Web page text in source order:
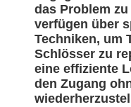
das Problem
verfügen über
Techniken, um
Schlösser zu
eine effiziente
den Zugang